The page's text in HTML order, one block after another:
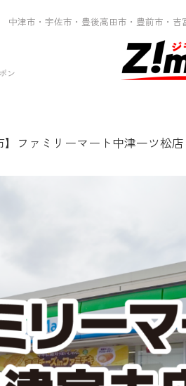
中津市・宇佐市・豊後高田市・豊前市・
ン
】ファミリーマート中津一ツ松